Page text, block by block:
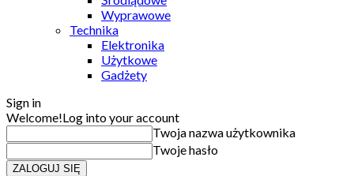
Wyprawowe
Technika
Elektronika
Użytkowe
Gadżety
Sign in
Welcome!Log into your account
Twoja nazwa użytkownika
Twoje hasło